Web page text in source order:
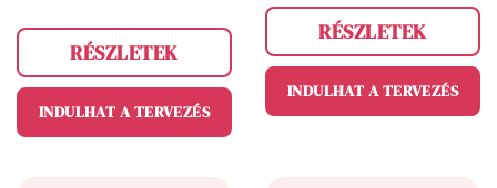
RÉSZLETEK
INDULHAT A TERVEZÉS
RÉSZLETEK
INDULHAT A TERVEZÉS